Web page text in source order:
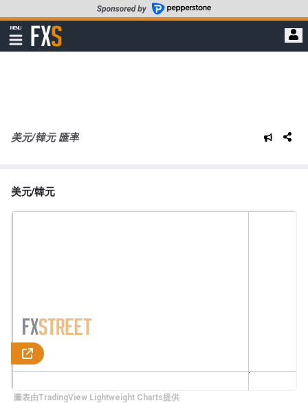
至
要
MENU
顯
示
FXStreet
美元/韓元 匯率
美元/韓元
圖表由TradingView Lightweight Charts提供